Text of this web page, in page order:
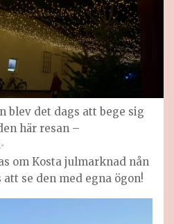
blev det dags att bege sig
här resan –
om Kosta julmarknad nån
att se den med egna ögon!